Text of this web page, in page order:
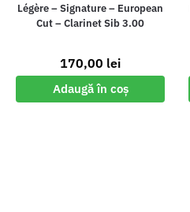
Légère – Signature – European
Cut – Clarinet Sib 3.00
170,00 lei
Adaugă în coș